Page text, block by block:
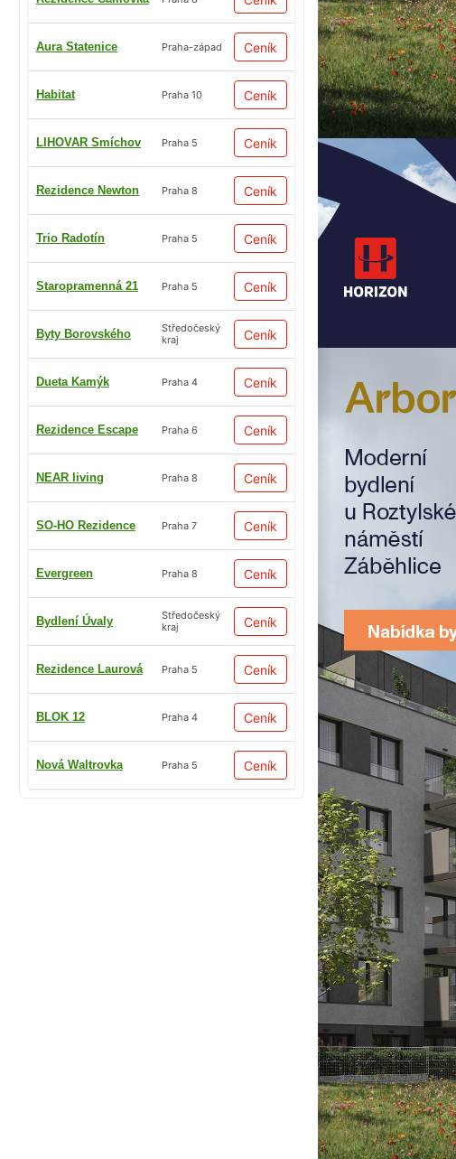
Aura Statenice Praha-západ Ceník
Habitat Praha 10 Ceník
LIHOVAR Smíchov Praha 5 Ceník
Rezidence Newton Praha 8 Ceník
Trio Radotín Praha 5 Ceník
Staropramenná 21 Praha 5 Ceník
Byty Borovského
Středočeský
kraj
Ceník
Dueta Kamýk Praha 4 Ceník
Rezidence Escape Praha 6 Ceník
NEAR living Praha 8 Ceník
SO-HO Rezidence Praha 7 Ceník
Evergreen Praha 8 Ceník
Bydlení Úvaly
Středočeský
kraj
Ceník
Rezidence Laurová Praha 5 Ceník
BLOK 12 Praha 4 Ceník
Nová Waltrovka Praha 5 Ceník